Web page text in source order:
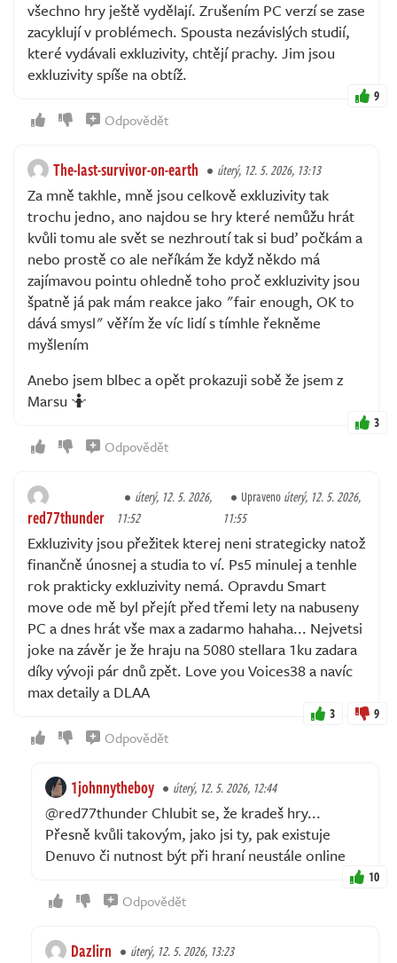
všechno hry ještě vydělají. Zrušením PC verzí se zase
zacyklují v problémech. Spousta nezávislých studií,
které vydávali exkluzivity, chtějí prachy. Jim jsou
exkluzivity spíše na obtíž.
9
Odpovědět
The-last-survivor-on-earth úterý, 12. 5. 2026, 13:13
Za mně takhle, mně jsou celkově exkluzivity tak
trochu jedno, ano najdou se hry které nemůžu hrát
kvůli tomu ale svět se nezhroutí tak si buď počkám a
nebo prostě co ale neříkám že když někdo má
zajímavou pointu ohledně toho proč exkluzivity jsou
špatně já pak mám reakce jako "fair enough, OK to
dává smysl" věřím že víc lidí s tímhle řekněme
myšlením
Anebo jsem blbec a opět prokazuji sobě že jsem z
Marsu 🤷
3
Odpovědět
red77thunder
úterý, 12. 5. 2026,
11:52
Upravenoúterý, 12. 5. 2026,
11:55
Exkluzivity jsou přežitek kterej neni strategicky natož
finančně únosnej a studia to ví. Ps5 minulej a tenhle
rok prakticky exkluzivity nemá. Opravdu Smart
move ode mě byl přejít před třemi lety na nabuseny
PC a dnes hrát vše max a zadarmo hahaha... Nejvetsi
joke na závěr je že hraju na 5080 stellara 1ku zadara
díky vývoji pár dnů zpět. Love you Voices38 a navíc
max detaily a DLAA
3 9
Odpovědět
1johnnytheboy úterý, 12. 5. 2026, 12:44
@red77thunder Chlubit se, že kradeš hry...
Přesně kvůli takovým, jako jsi ty, pak existuje
Denuvo či nutnost být při hraní neustále online
10
Odpovědět
Dazlirn úterý, 12. 5. 2026, 13:23